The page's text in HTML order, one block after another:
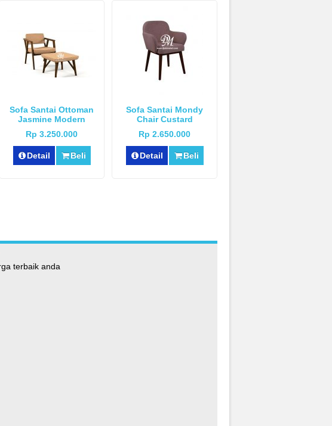
Sofa Santai Ottoman
Jasmine Modern
Rp 3.250.000
Detail Beli
Sofa Santai Mondy
Chair Custard
Rp 2.650.000
Detail Beli